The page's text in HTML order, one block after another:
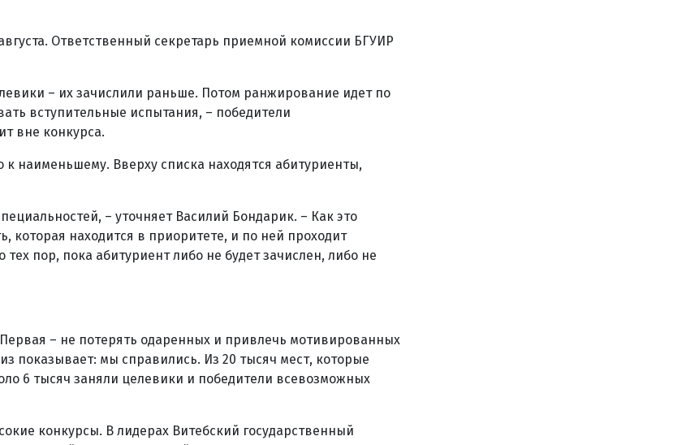
Ответственный секретарь приемной комиссии БГУИР
– их зачислили раньше. Потом ранжирование идет по
вступительные испытания, – победители
вне конкурса.
наименьшему. Вверху списка находятся абитуриенты,
– уточняет Василий Бондарик. – Как это
которая находится в приоритете, и по ней проходит
пор, пока абитуриент либо не будет зачислен, либо не
– не потерять одаренных и привлечь мотивированных
показывает: мы справились. Из 20 тысяч мест, которые
6 тысяч заняли целевики и победители всевозможных
конкурсы. В лидерах Витебский государственный